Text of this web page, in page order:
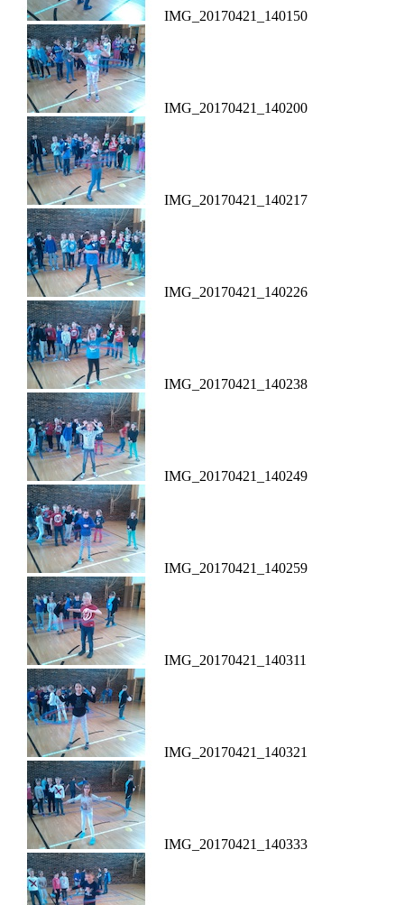
IMG_20170421_140150
IMG_20170421_140200
IMG_20170421_140217
IMG_20170421_140226
IMG_20170421_140238
IMG_20170421_140249
IMG_20170421_140259
IMG_20170421_140311
IMG_20170421_140321
IMG_20170421_140333